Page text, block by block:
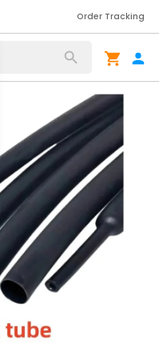
Order Tracking